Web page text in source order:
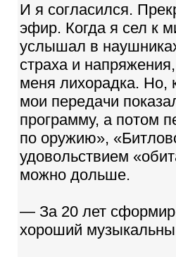
И я согласился.
эфир. Когда я сел к
услышал в
страха и
меня лихорадка. Но,
мои передачи
программу, а потом
по оружию»,
удовольствием
можно дольше.
— За 20 лет
хороший